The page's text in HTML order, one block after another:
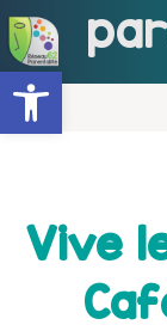
Ouvrir la barre d’outils
Vive